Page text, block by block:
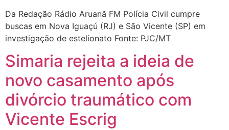
Da Redação Rádio Aruanã FM Polícia Civil cumpre
buscas em Nova Iguaçú (RJ) e São Vicente (SP) em
investigação de estelionato Fonte: PJC/MT
Simaria rejeita a ideia de
novo casamento após
divórcio traumático com
Vicente Escrig